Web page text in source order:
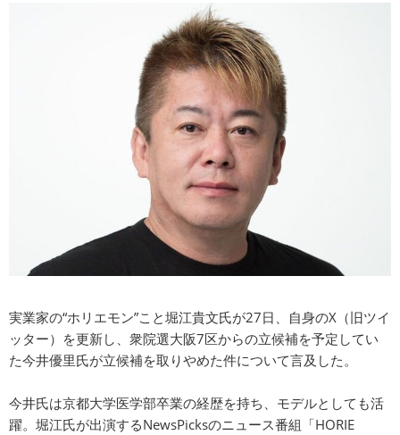
実業家の“ホリエモン”こと堀江貴文氏が27日、自身のX（旧ツイ
ッター）を更新し、衆院選大阪7区からの立候補を予定してい
た今井優里氏が立候補を取りやめた件について言及した。
今井氏は京都大学医学部卒業の経歴を持ち、モデルとしても活
躍。堀江氏が出演するNewsPicksのニュース番組「HORIE